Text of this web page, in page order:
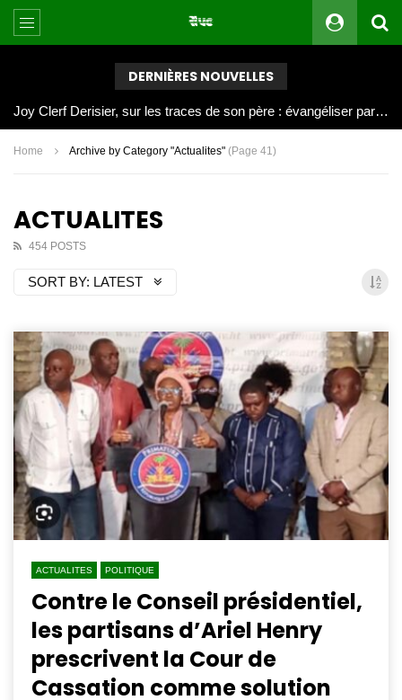
DERNIÈRES NOUVELLES
Joy Clerf Derisier, sur les traces de son père : évangéliser par la musique
Home Archive by Category "Actualites" (Page 41)
ACTUALITES
454 POSTS
SORT BY: LATEST
ACTUALITES POLITIQUE
Contre le Conseil présidentiel,
les partisans d’Ariel Henry
prescrivent la Cour de
Cassation comme solution